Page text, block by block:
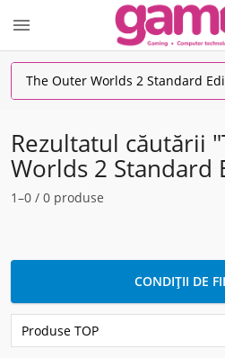

Rezultatul căutării
Worlds 2 Standard
1–0 / 0 produse
CONDIȚII DE